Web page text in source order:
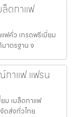
ล็ดกาแฟ
ฟคั่ว เกรดพรีเมี่ยม
าตรฐาน จ
กาแฟ แฟรน
ม เมล็ดกาแฟ
ดส่งทั่วไทย